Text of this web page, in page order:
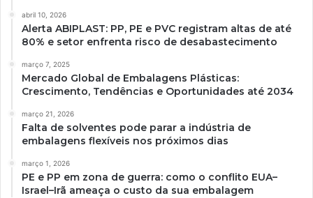
abril 10, 2026
Alerta ABIPLAST: PP, PE e PVC registram altas de até
80% e setor enfrenta risco de desabastecimento
março 7, 2025
Mercado Global de Embalagens Plásticas:
Crescimento, Tendências e Oportunidades até 2034
março 21, 2026
Falta de solventes pode parar a indústria de
embalagens flexíveis nos próximos dias
março 1, 2026
PE e PP em zona de guerra: como o conflito EUA–
Israel–Irã ameaça o custo da sua embalagem